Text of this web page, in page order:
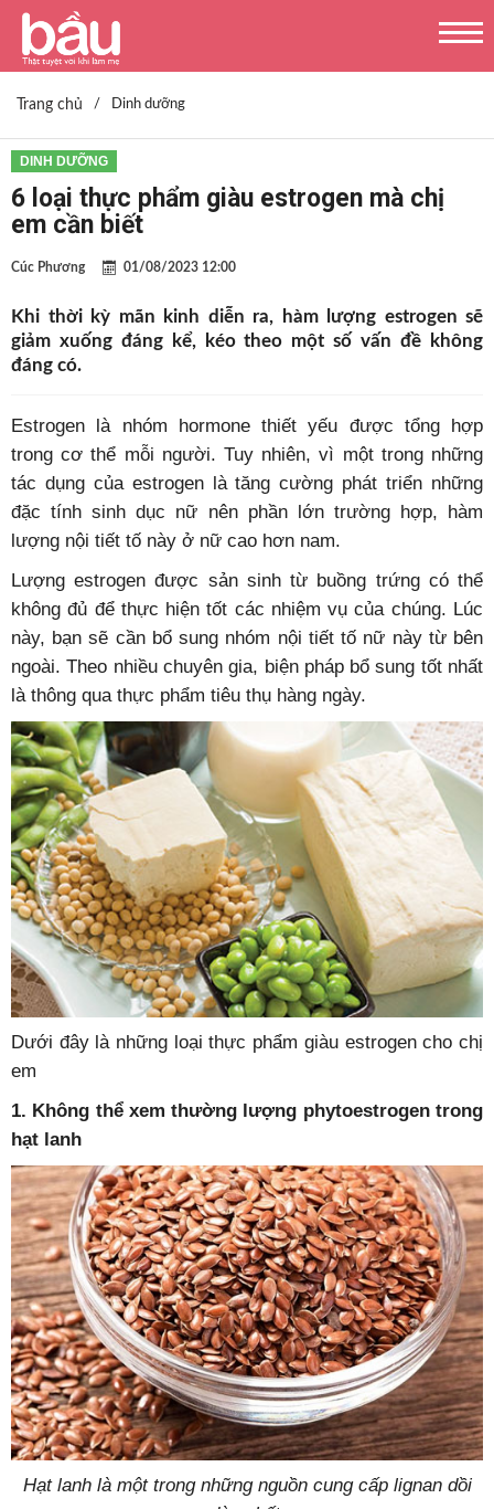
Trang chủ / Dinh dưỡng
DINH DƯỠNG
6 loại thực phẩm giàu estrogen mà chị
em cần biết
Cúc Phương 01/08/2023 12:00
Khi thời kỳ mãn kinh diễn ra, hàm lượng estrogen sẽ
giảm xuống đáng kể, kéo theo một số vấn đề không
đáng có.
Estrogen là nhóm hormone thiết yếu được tổng hợp
trong cơ thể mỗi người. Tuy nhiên, vì một trong những
tác dụng của estrogen là tăng cường phát triển những
đặc tính sinh dục nữ nên phần lớn trường hợp, hàm
lượng nội tiết tố này ở nữ cao hơn nam.
Lượng estrogen được sản sinh từ buồng trứng có thể
không đủ để thực hiện tốt các nhiệm vụ của chúng. Lúc
này, bạn sẽ cần bổ sung nhóm nội tiết tố nữ này từ bên
ngoài. Theo nhiều chuyên gia, biện pháp bổ sung tốt nhất
là thông qua thực phẩm tiêu thụ hàng ngày.
Dưới đây là những loại thực phẩm giàu estrogen cho chị
em
1. Không thể xem thường lượng phytoestrogen trong
hạt lanh
Hạt lanh là một trong những nguồn cung cấp lignan dồi